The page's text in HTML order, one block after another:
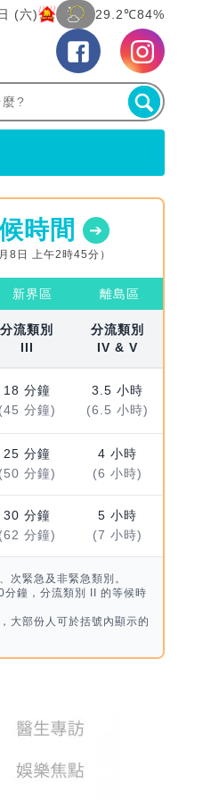
(六) 29.2℃84%
時間
8日 上午2時45分）
新界區 離島區
分流類別
III
分流類別
IV & V
18 分鐘
(45 分鐘)
3.5 小時
(6.5 小時)
25 分鐘
(50 分鐘)
4 小時
(6 小時)
30 分鐘
(62 分鐘)
5 小時
(7 小時)
次緊急及非緊急類別。
鐘，分流類別 II 的等候時
大部份人可於括號內顯示的